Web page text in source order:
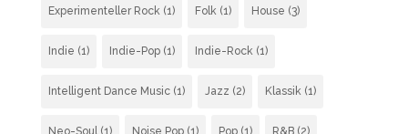
Experimenteller Rock (1) Folk (1) House (3)
Indie (1) Indie-Pop(1) Indie-Rock (1)
Intelligent Dance Music(1) Jazz (2) Klassik (1)
Neo-Soul (1) Noise Pop(1) Pop(1) R&B(2)